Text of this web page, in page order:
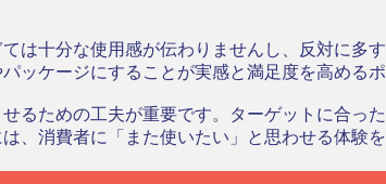
は十分な使用感が伝わりませんし、反対に多
ッケージにすることが実感と満足度を高めるポ
るための工夫が重要です。ターゲットに合っ
消費者に「また使いたい」と思わせる体験